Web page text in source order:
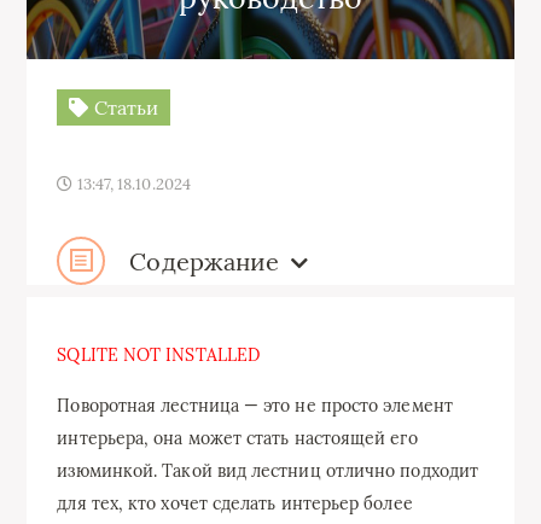
Статьи
13:47, 18.10.2024
Содержание
SQLITE NOT INSTALLED
Поворотная лестница — это не просто элемент
интерьера, она может стать настоящей его
изюминкой. Такой вид лестниц отлично подходит
для тех, кто хочет сделать интерьер более